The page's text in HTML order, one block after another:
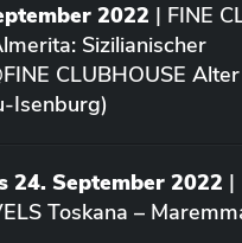
2022 | FINE
Sizilianischer
CLUBHOUSE Alter
Isenburg)
24. September 2022 |
Toskana –